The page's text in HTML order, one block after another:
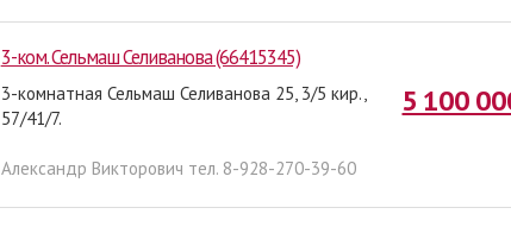
3-ком. Сельмаш Селиванова (66415345)
5 100
3-комнатная Сельмаш Селиванова 25, 3/5 кир.,
57/41/7.
Александр Викторович тел. 8-928-270-39-60